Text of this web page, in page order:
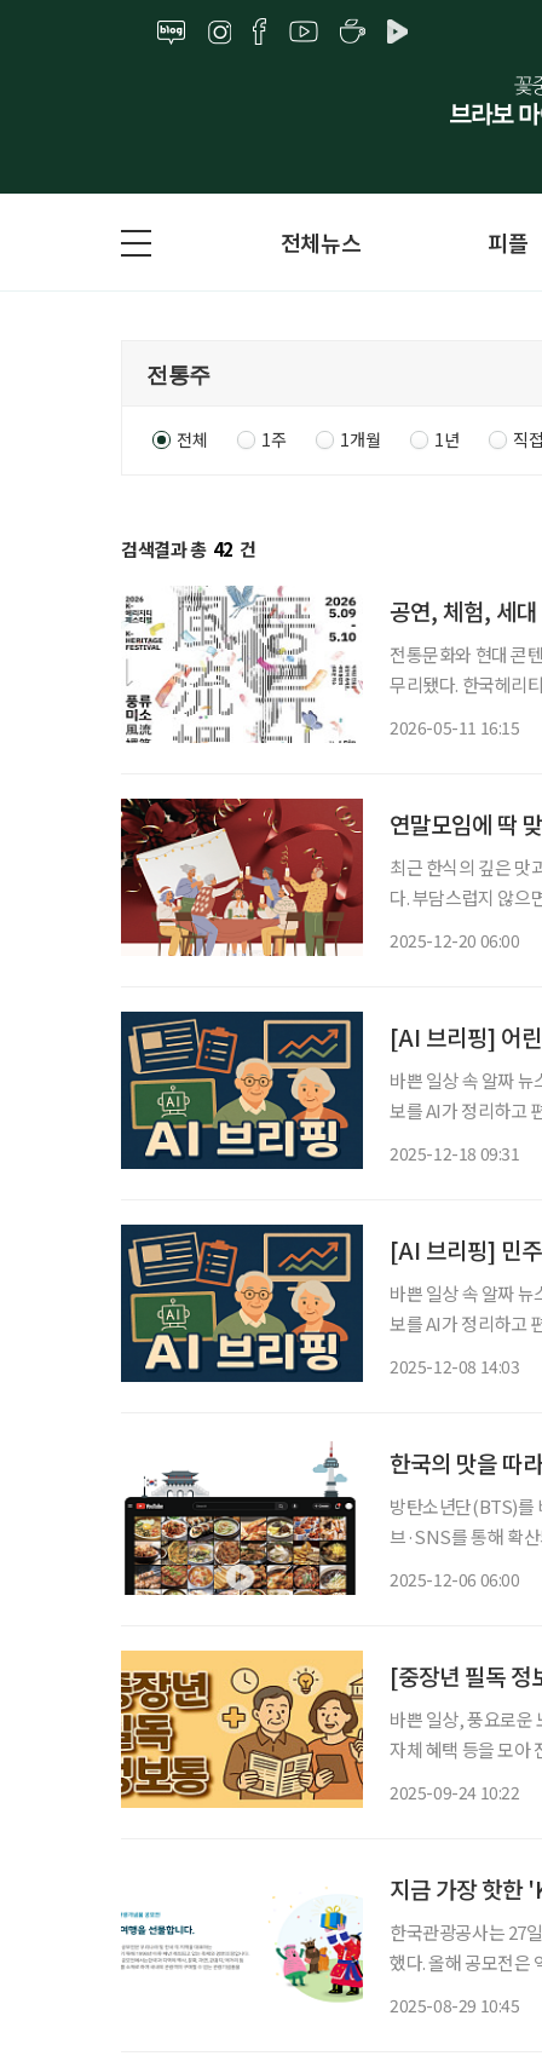
전체뉴스 피플
전체 1주 1개월 1년 직
검색결과 총 42 건
공연, 체험, 세대
전통문화와 현대 콘
무리됐다. 한국헤리티지 문화재단과 세이버스코리아는 지난 9~10일 서울 마포구 문화비축
2026-05-11 16:15
연말모임에 딱
최근 한식의 깊은 맛
다. 부담스럽지 않으
2025-12-20 06:00
[AI 브리핑] 어
바쁜 일상 속 알짜
보를 AI가 정리하고 편집국 기자
2025-12-18 09:31
[AI 브리핑] 민
바쁜 일상 속 알짜
보를 AI가 정리하고 편집국 기자
2025-12-08 14:03
한국의 맛을 따
방탄소년단(BTS)를
브·SNS를 통해 확
2025-12-06 06:00
[중장년 필독
바쁜 일상, 풍요로운
자체 혜택 등을 모아 전달 드립니다. 최대 30% 할인!
2025-09-24 10:22
지금 가장 핫한
한국관광공사는 27
했다. 올해 공모전은 역대 최고
2025-08-29 10:45